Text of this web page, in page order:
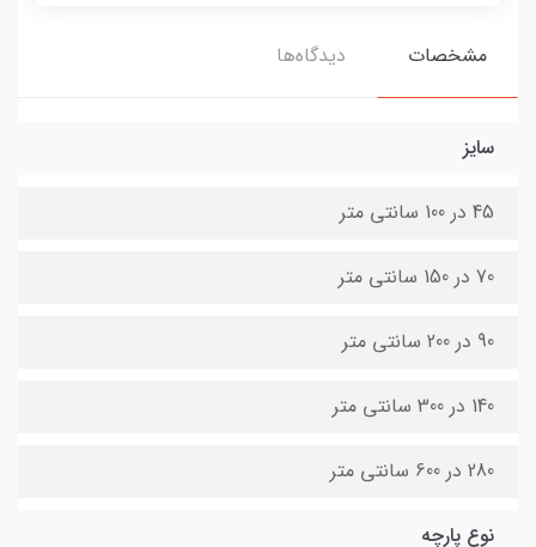
مشخصات دیدگاه‌ها
سایز
45 در 100 سانتی متر
70 در 150 سانتی متر
90 در 200 سانتی متر
140 در 300 سانتی متر
280 در 600 سانتی متر
نوع پارچه